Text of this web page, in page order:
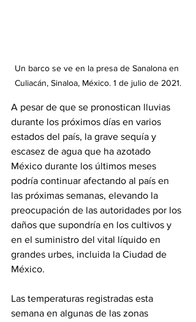
Un barco se ve en la presa de Sanalona en
Culiacán, Sinaloa, México. 1 de julio de 2021.
A pesar de que se pronostican lluvias
durante los próximos días en varios
estados del país, la grave sequía y
escasez de agua que ha azotado
México durante los últimos meses
podría continuar afectando al país en
las próximas semanas, elevando la
preocupación de las autoridades por los
daños que supondría en los cultivos y
en el suministro del vital líquido en
grandes urbes, incluida la Ciudad de
México.
Las temperaturas registradas esta
semana en algunas de las zonas